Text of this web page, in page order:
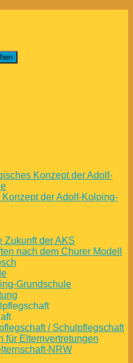
Konzept der Adolf-
Konzept der Adolf-Kolping-
Zukunft der AKS
nach dem Churer Modell
Grundschule
/ Schulpflegschaft
für Elternvertretungen
NRW